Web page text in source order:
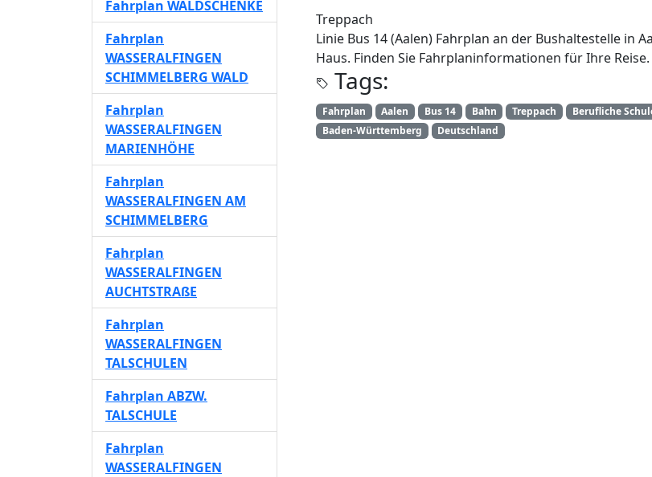
Treppach
Linie Bus 14 (Aalen) Fahrplan an der Bushaltestelle in
Haus. Finden Sie Fahrplaninformationen für Ihre Reise.
Tags:
Fahrplan Aalen Bus 14 Bahn Treppach Berufliche
Baden-Württemberg
Deutschland
Fahrplan WALDSCHENKE
Fahrplan
WASSERALFINGEN
SCHIMMELBERG WALD
Fahrplan
WASSERALFINGEN
MARIENHÖHE
Fahrplan
WASSERALFINGEN AM
SCHIMMELBERG
Fahrplan
WASSERALFINGEN
AUCHTSTRAßE
Fahrplan
WASSERALFINGEN
TALSCHULEN
Fahrplan ABZW.
TALSCHULE
Fahrplan
WASSERALFINGEN